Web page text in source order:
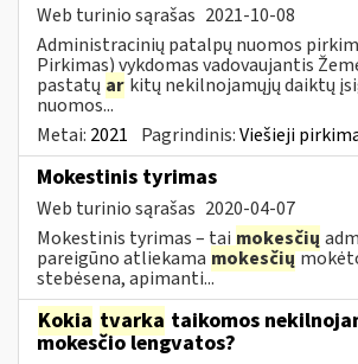
Web turinio sąrašas 2021-10-08
Administracinių patalpų nuomos
Pirkimas) vykdomas vadovaujantis
pastatų ar kitų nekilnojamųjų daiktų
nuomos...
Metai: 2021 Pagrindinis:Viešieji
Mokestinis tyrimas
Web turinio sąrašas 2020-04-07
Mokestinis tyrimas – tai mokesčių
pareigūno atliekama mokesčių
stebėsena, apimanti...
Kokia tvarka taikomos
mokesčio lengvatos?